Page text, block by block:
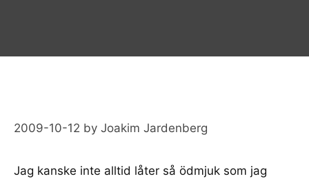
2009-10-12 by Joakim Jardenberg
Jag kanske inte alltid låter så ödmjuk som jag